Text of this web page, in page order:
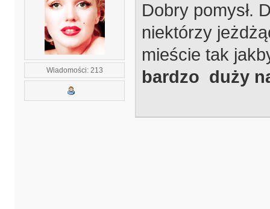
Wiadomości: 213
Dobry pomysł.
niektórzy
mieście tak
bardzo duży